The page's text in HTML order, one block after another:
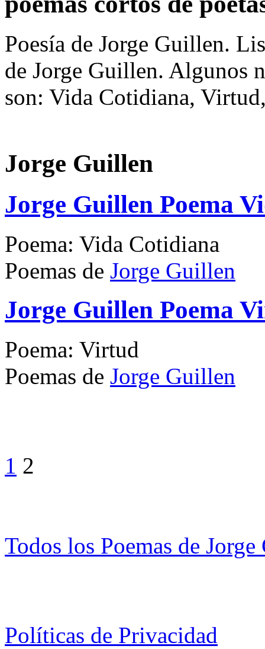
Poesía de Jorge Guillen.
de Jorge Guillen. Algunos
son: Vida Cotidiana,
Jorge Guillen
Jorge Guillen Poema
Poema: Vida Cotidiana
Poemas de Jorge Guillen
Jorge Guillen Poema
Poema: Virtud
Poemas de Jorge Guillen
1 2
Todos los Poemas de
Políticas de Privacidad